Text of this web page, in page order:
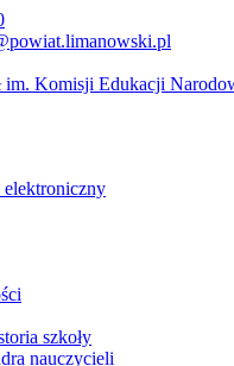
szkoły
nauczycieli